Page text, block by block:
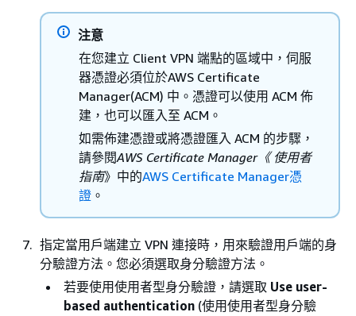
注意
在您建立 Client VPN 端點的區域中，伺服
器憑證必須位於AWS Certificate
Manager(ACM) 中。憑證可以使用 ACM 佈
建，也可以匯入至 ACM。
如需佈建憑證或將憑證匯入 ACM 的步驟，
請參閱AWS Certificate Manager《 使用者
指南》中的AWS Certificate Manager憑
證 。
指定當用戶端建立 VPN 連接時，用來驗證用戶端的身
分驗證方法。您必須選取身分驗證方法。
若要使用使用者型身分驗證，請選取 Use user-
based authentication (使用使用者型身分驗